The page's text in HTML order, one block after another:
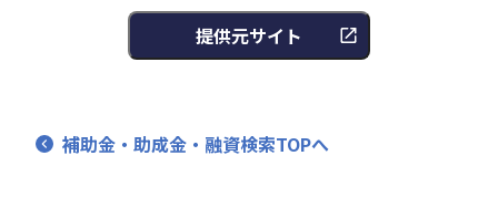
提供元サイト
補助金・助成金・融資検索TOPへ